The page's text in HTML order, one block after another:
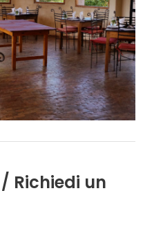
Richiedi un